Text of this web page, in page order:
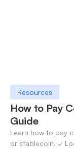
Resources
How to Pay
Guide
Learn how to pay
or stablecoin. ✓